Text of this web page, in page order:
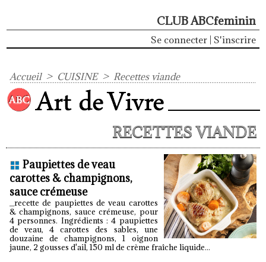
CLUB ABCfeminin
Se connecter S'inscrire
Accueil > CUISINE > Recettes viande
RECETTES VIANDE
Paupiettes de veau
carottes & champignons,
sauce crémeuse
_recette de paupiettes de veau carottes
& champignons, sauce crémeuse, pour
4 personnes. Ingrédients : 4 paupiettes
de veau, 4 carottes des sables, une
douzaine de champignons, 1 oignon
jaune, 2 gousses d'ail, 150 ml de crème fraîche liquide...